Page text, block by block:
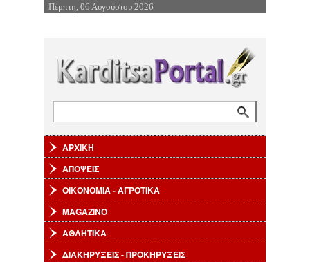
Επιστροφή στην Πλοήγηση
Πέμπτη, 06 Αυγούστου 2026
ΑΡΧΙΚΗ
ΑΠΟΨΕΙΣ
ΟΙΚΟΝΟΜΙΑ - ΑΓΡΟΤΙΚΑ
MAGAZINO
ΑΘΛΗΤΙΚΑ
ΔΙΑΚΗΡΥΞΕΙΣ - ΠΡΟΚΗΡΥΞΕΙΣ